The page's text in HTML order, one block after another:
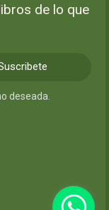
de lo que
deseada.